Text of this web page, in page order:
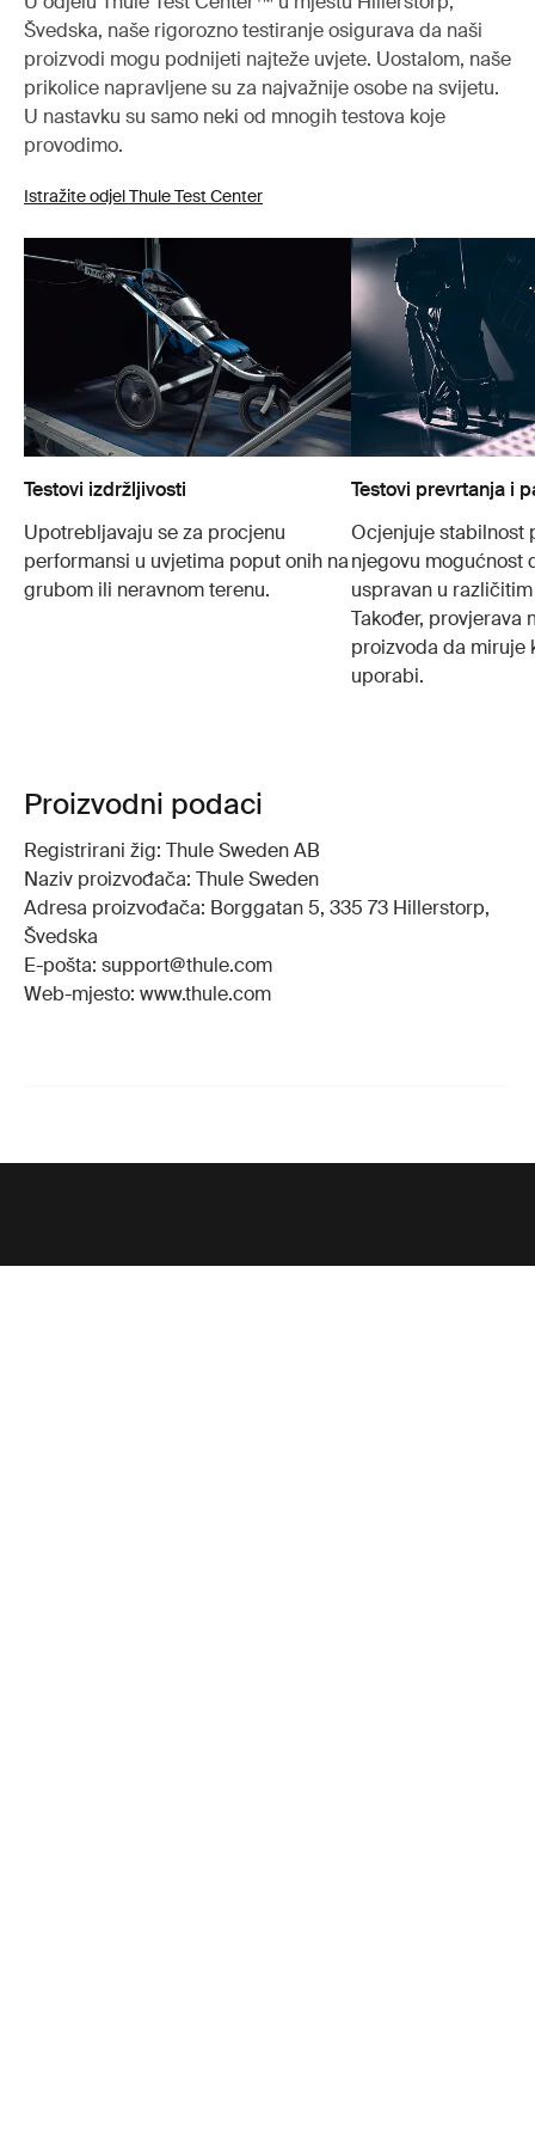
Švedska, naše rigorozno testiranje osigurava da naši
proizvodi mogu podnijeti najteže uvjete. Uostalom, naše
prikolice napravljene su za najvažnije osobe na svijetu.
U nastavku su samo neki od mnogih testova koje
provodimo.
Istražite odjel Thule Test Center
Testovi izdržljivosti
Upotrebljavaju se za procjenu
performansi u uvjetima poput onih na
grubom ili neravnom terenu.
Testovi prevrtanja i
Ocjenjuje stabilnost
njegovu mogućnost
uspravan u
Također, provjerava
proizvoda da miruje
uporabi.
Proizvodni podaci
Registrirani žig: Thule Sweden AB
Naziv proizvođača: Thule Sweden
Adresa proizvođača: Borggatan 5, 335 73 Hillerstorp,
Švedska
E-pošta: support@thule.com
Web-mjesto: www.thule.com